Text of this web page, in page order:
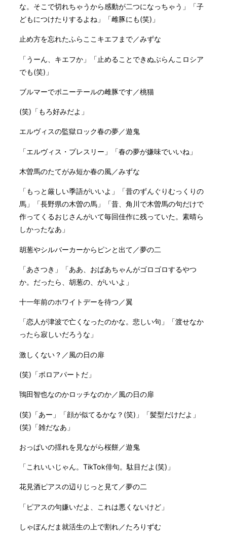
な。そこで切れちゃうから感動が二つになっちゃう」「子
どもにつけたりするよね」「雌豚にも(笑)」
止め方を忘れたふらここキエフまで／みずな
「うーん、キエフか」「止めることできぬぶらんこロシア
でも(笑)」
ブルマーでポニーテールの雌豚です／桃猫
(笑)「もろ好みだよ」
エルヴィスの監獄ロック春の夢／遊鬼
「エルヴィス・プレスリー」「春の夢が嫌味でいいね」
木曽馬のたてがみ短か春の風／みずな
「もっと厳しい季語がいいよ」「昔のずんぐりむっくりの
馬」「長野県の木曽の馬」「昔、角川で木曽馬の句だけで
作ってくるおじさんがいて毎回佳作に残っていた。素晴ら
しかったなあ」
胡葱やシルバーカーからピンと出て／夢の二
「あさつき」「ああ、おばあちゃんがゴロゴロするやつ
か。だったら、胡葱の、がいいよ」
十一年前のホワイトデーを待つ／翼
「恋人が津波で亡くなったのかな。悲しい句」「渡せなか
ったら寂しいだろうな」
激しくない？／風の日の扉
(笑)「ボロアパートだ」
鴇田智也なのかロッチなのか／風の日の扉
(笑)「あー」「顔が似てるかな？(笑)」「髪型だけだよ」
(笑)「雑だなあ」
おっぱいの揺れを見ながら桜餅／遊鬼
「これいいじゃん。TikTok俳句。駄目だよ(笑)」
花見酒ピアスの辺りじっと見て／夢の二
「ピアスの句嫌いだよ、これは悪くないけど」
しゃぼんだま就活生の上で割れ／たろりずむ